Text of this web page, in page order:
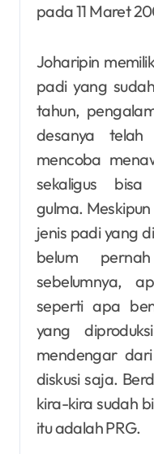
pada 11 Maret
Joharipin
padi yang
tahun,
desanya
mencoba
sekaligus bisa
gulma.
jenis padi yang
belum
sebelumnya,
seperti apa
yang
mendengar
diskusi saja.
kira-kira sudah
itu adalah PRG.